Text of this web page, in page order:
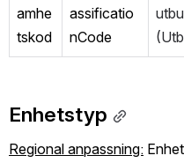
amhe
tskod
assificatio
nCode
Enhetstyp
Regional anpassning: